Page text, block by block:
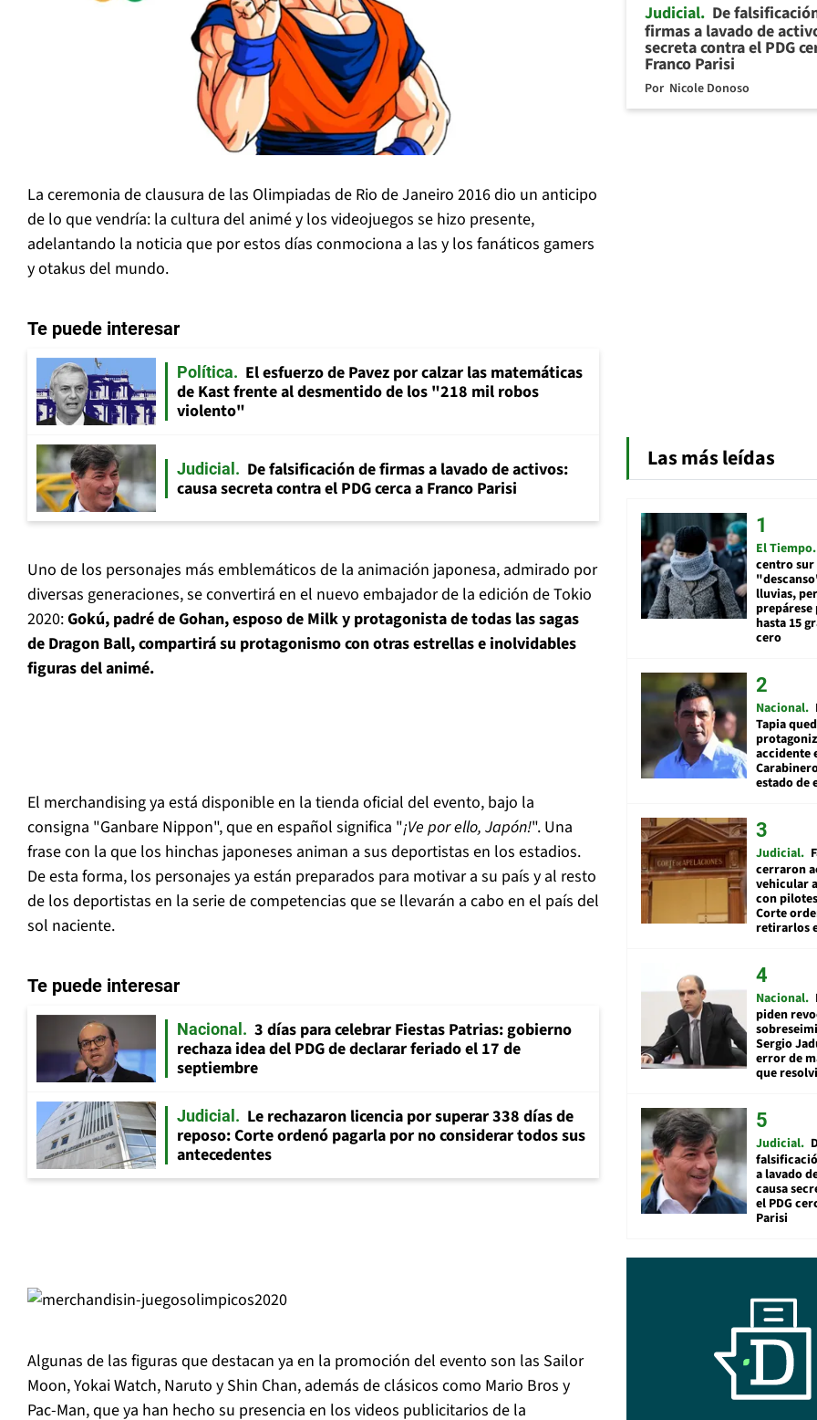
La ceremonia de clausura de las Olimpiadas de Rio de Janeiro 2016 dio un anticipo
de lo que vendría: la cultura del animé y los videojuegos se hizo presente,
adelantando la noticia que por estos días conmociona a las y los fanáticos gamers
y otakus del mundo.
Te puede interesar
Política
El esfuerzo de Pavez por calzar las matemáticas
de Kast frente al desmentido de los "218 mil robos
violento"
Judicial
De falsificación de firmas a lavado de activos:
causa secreta contra el PDG cerca a Franco Parisi
Uno de los personajes más emblemáticos de la animación japonesa, admirado por
diversas generaciones, se convertirá en el nuevo embajador de la edición de Tokio
2020:Gokú, padré de Gohan, esposo de Milk y protagonista de todas las sagas
de Dragon Ball, compartirá su protagonismo con otras estrellas e inolvidables
figuras del animé.
El merchandising ya está disponible en la tienda oficial del evento, bajo la
consigna "Ganbare Nippon", que en español significa "¡Ve por ello, Japón!". Una
frase con la que los hinchas japoneses animan a sus deportistas en los estadios.
De esta forma, los personajes ya están preparados para motivar a su país y al resto
de los deportistas en la serie de competencias que se llevarán a cabo en el país del
sol naciente.
Te puede interesar
Nacional
3 días para celebrar Fiestas Patrias: gobierno
rechaza idea del PDG de declarar feriado el 17 de
septiembre
Judicial
Le rechazaron licencia por superar 338 días de
reposo: Corte ordenó pagarla por no considerar todos sus
antecedentes
Algunas de las figuras que destacan ya en la promoción del evento son las Sailor
Moon, Yokai Watch, Naruto y Shin Chan, además de clásicos como Mario Bros y
Pac-Man, que ya han hecho su presencia en los videos publicitarios de la
Judicial De
firmas a lavado de
secreta contra el PDG
Franco Parisi
Por Nicole Donoso
Las más leídas
El Tiempo
centro
lluvias,
hasta 15
cero
Nacional
Tapia
accidente
estado de
Judicial
cerraron
vehicular
con
Corte
retirarlos
Nacional
piden
Sergio
error de
que
Judicial
a lavado
causa
el PDG
Parisi